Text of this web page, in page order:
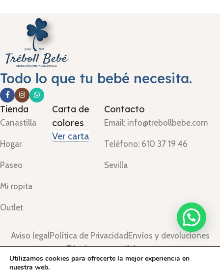
Todo lo que tu bebé necesita.
Tienda
Canastilla
Hogar
Paseo
Mi ropita
Outlet
Carta de
colores
Ver carta
Contacto
Email: info@trebollbebe.com
Teléfono: 610 37 19 46
Sevilla
Aviso legalPolítica de PrivacidadEnvíos y devoluciones
Términos y condiciones
©Treboll Bebé ™2024.
Utilizamos cookies para ofrecerte la mejor experiencia en
nuestra web.